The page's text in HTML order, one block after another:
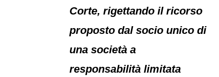
Corte, rigettando il ricorso
proposto dal socio unico di
una società a
responsabilità limitata